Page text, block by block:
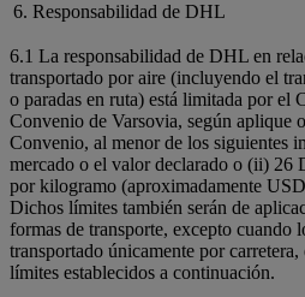
6. Responsabilidad de DHL
6.1 La responsabilidad de DHL en
transportado por aire (incluyendo el
o paradas en ruta) está limitada por el
Convenio de Varsovia, según aplique
Convenio, al menor de los siguientes
mercado o el valor declarado o (ii) 26
por kilogramo (aproximadamente
Dichos límites también serán de
formas de transporte, excepto cuando
transportado únicamente por
límites establecidos a continuación.